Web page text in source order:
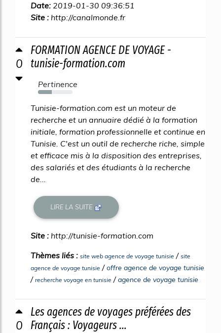
Date: 2019-01-30 09:36:51
Site : http://canalmonde.fr
0
FORMATION AGENCE DE VOYAGE -
tunisie-formation.com
Pertinence
40%
Tunisie-formation.com est un moteur de
recherche et un annuaire dédié à la formation
initiale, formation professionnelle et continue en
Tunisie. C'est un outil de recherche riche, simple
et efficace mis à la disposition des entreprises,
des salariés et des étudiants à la recherche
de...
LIRE LA SUITE
Site : http://tunisie-formation.com
Thèmes liés : site web agence de voyage tunisie / site
agence de voyage tunisie /offre agence de voyage tunisie
/ recherche voyage en tunisie /agence de voyage tunisie
0
Les agences de voyages préférées des
Français : Voyageurs ...